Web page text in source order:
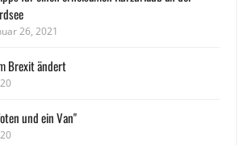
26, 2021
Brexit ändert
und ein Van"